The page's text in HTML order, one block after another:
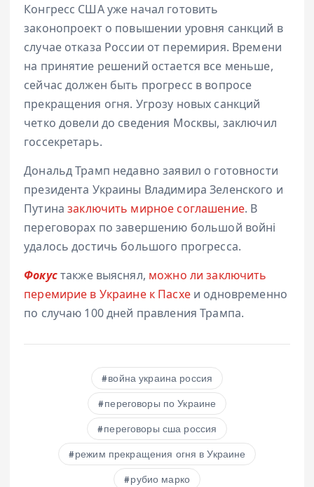
Конгресс США уже начал готовить
законопроект о повышении уровня санкций в
случае отказа России от перемирия. Времени
на принятие решений остается все меньше,
сейчас должен быть прогресс в вопросе
прекращения огня. Угрозу новых санкций
четко довели до сведения Москвы, заключил
госсекретарь.
Дональд Трамп недавно заявил о готовности
президента Украины Владимира Зеленского и
Путиназаключить мирное соглашение. В
переговорах по завершению большой войні
удалось достичь большого прогресса.
Фокустакже выяснял, можно ли заключить
перемирие в Украине к Пасхеи одновременно
по случаю 100 дней правления Трампа.
война украина россия
переговоры по Украине
переговоры сша россия
режим прекращения огня в Украине
рубио марко